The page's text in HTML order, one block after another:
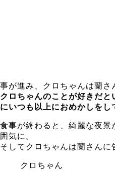
事が進み、クロちゃんは蘭さ
クロちゃんのことが好きだ
にいつも以上におめかしをし
食事が終わると、綺麗な夜景
囲気に。
そしてクロちゃんは蘭さんに
クロちゃん